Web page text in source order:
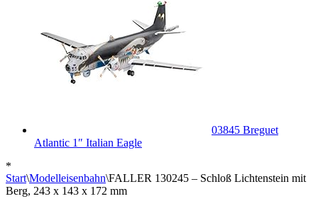
03845 Breguet
Atlantic 1″ Italian Eagle
*
Start\Modelleisenbahn\FALLER 130245 – Schloß Lichtenstein mit
Berg, 243 x 143 x 172 mm